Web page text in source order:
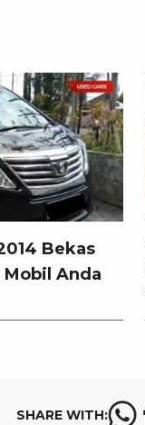
Bekas
Anda
SHARE WITH: